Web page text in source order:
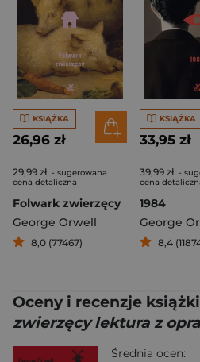
KSIĄŻKA
26,96 zł
29,99 zł - sugerowana
cena detaliczna
Folwark zwierzęcy
George Orwell
8,0 (77467)
KSIĄŻKA
33,95 zł
39,99 zł -
cena
1984
George
8,4
Oceny i recenzje książki
zwierzęcy lektura z
Średnia ocen: